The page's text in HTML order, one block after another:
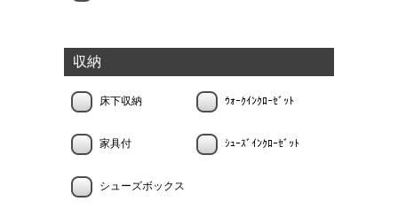
収納
床下収納 ｳｫｰｸｲﾝｸﾛｰｾﾞｯﾄ
家具付 ｼｭｰｽﾞｲﾝｸﾛｰｾﾞｯﾄ
シューズボックス